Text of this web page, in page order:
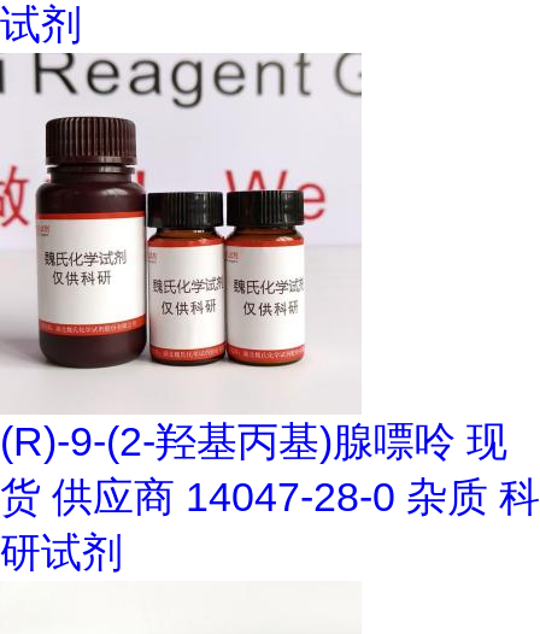
试剂
(R)-9-(2-羟基丙基)腺嘌呤 现
货 供应商 14047-28-0 杂质 科
研试剂